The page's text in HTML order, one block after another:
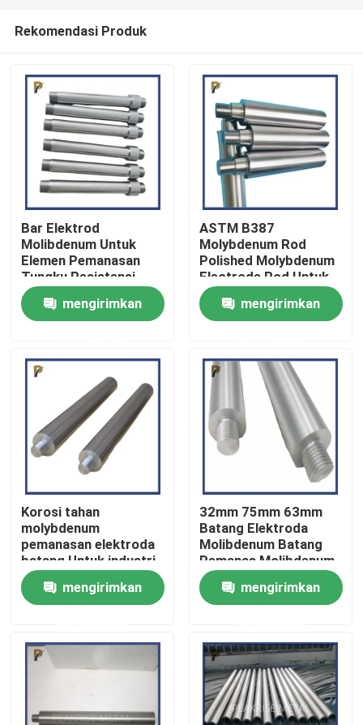
Rumah
Produk
Video
Pertunjukan VR
Tentang kami
Tur Pabrik
Kontrol kualitas
Permintaan Penawaran
Paduan Tungsten Molibdenum
Rekomendasi Produk
Bar Elektrod
Molibdenum Untuk
Elemen Pemanasan
Tungku Resistensi
Serat Refraktori
mengirimkan
ASTM B387
Molybdenum Rod
Polished Molybdenum
Electrode Rod Untuk
Industri Kaca
mengirimkan
Korosi tahan
molybdenum
pemanasan elektroda
batang Untuk industri
bumi langka
mengirimkan
32mm 75mm 63mm
Batang Elektroda
Molibdenum Batang
Pemanas Molibdenum
Untuk Tungku Kaca
Botol mengirimkan